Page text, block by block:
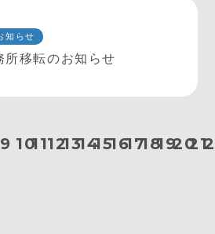
知らせ
所移転のお知らせ
9 101112131415161718192021